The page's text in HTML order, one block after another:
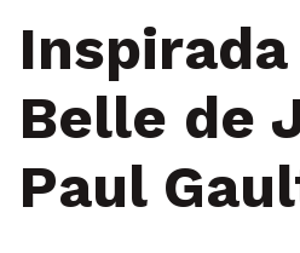
Belle de
Paul